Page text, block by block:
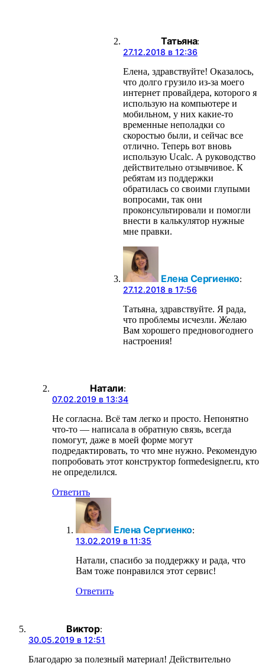
Татьяна:
27.12.2018 в 12:36
Елена, здравствуйте! Оказалось,
что долго грузило из-за моего
интернет провайдера, которого я
использую на компьютере и
мобильном, у них какие-то
временные неполадки со
скоростью были, и сейчас все
отлично. Теперь вот вновь
использую Ucalc. А руководство
действительно отзывчивое. К
ребятам из поддержки
обратилась со своими глупыми
вопросами, так они
проконсультировали и помогли
внести в калькулятор нужные
мне правки.
Елена Сергиенко:
27.12.2018 в 17:56
Татьяна, здравствуйте. Я рада,
что проблемы исчезли. Желаю
Вам хорошего предновогоднего
настроения!
Натали:
07.02.2019 в 13:34
Не согласна. Всё там легко и просто. Непонятно
что-то — написала в обратную связь, всегда
помогут, даже в моей форме могут
подредактировать, то что мне нужно. Рекомендую
попробовать этот конструктор formedesigner.ru, кто
не определился.
Ответить
Елена Сергиенко:
13.02.2019 в 11:35
Натали, спасибо за поддержку и рада, что
Вам тоже понравился этот сервис!
Ответить
Виктор:
30.05.2019 в 12:51
Благодарю за полезный материал! Действительно